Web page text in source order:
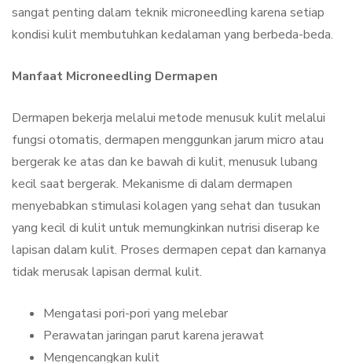
sangat penting dalam teknik microneedling karena setiap
kondisi kulit membutuhkan kedalaman yang berbeda-beda.
Manfaat Microneedling Dermapen
Dermapen bekerja melalui metode menusuk kulit melalui
fungsi otomatis, dermapen menggunkan jarum micro atau
bergerak ke atas dan ke bawah di kulit, menusuk lubang
kecil saat bergerak. Mekanisme di dalam dermapen
menyebabkan stimulasi kolagen yang sehat dan tusukan
yang kecil di kulit untuk memungkinkan nutrisi diserap ke
lapisan dalam kulit. Proses dermapen cepat dan karnanya
tidak merusak lapisan dermal kulit.
Mengatasi pori-pori yang melebar
Perawatan jaringan parut karena jerawat
Mengencangkan kulit